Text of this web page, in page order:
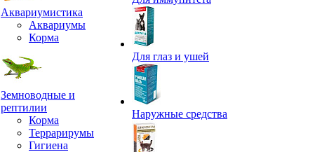
Аквариумистика
Аквариумы
Корма
Земноводные и
рептилии
Корма
Террарирумы
Гигиена
Для глаз и ушей
Наружные средства